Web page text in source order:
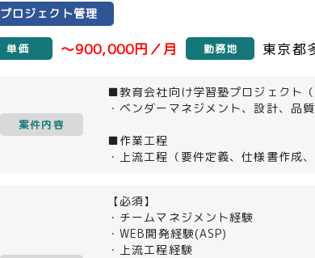
プロジェクト管理
単価 ～900,000円／月 勤務地 東京都
案件内容
■教育会社向け学習塾プロジェクト（
・ベンダーマネジメント、設計、品
■作業工程
・上流工程（要件定義、仕様書作成
【必須】
・チームマネジメント経験
・WEB開発経験(ASP)
・上流工程経験